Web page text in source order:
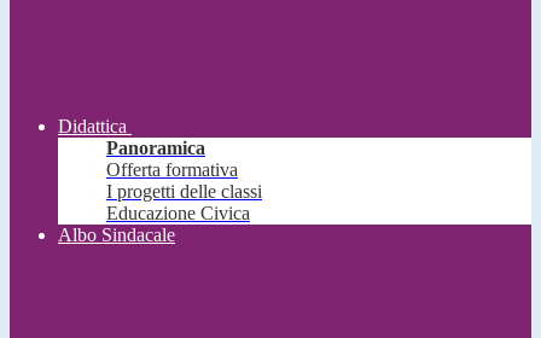
Didattica
Panoramica
Offerta formativa
I progetti delle classi
Educazione Civica
Albo Sindacale